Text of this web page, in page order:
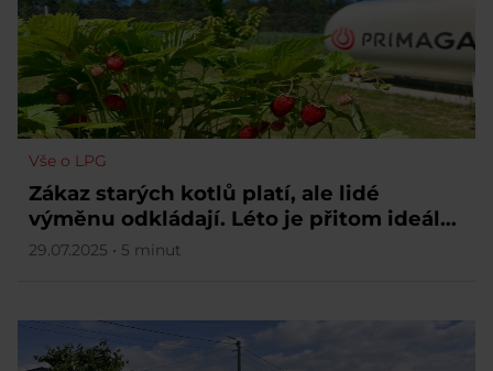
Vše o LPG
Zákaz starých kotlů platí, ale lidé
výměnu odkládají. Léto je přitom ideální
čas
29.07.2025 • 5 minut